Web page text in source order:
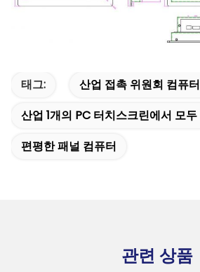
태그:
산업 접촉 위원회 컴퓨터
산업 1개의 PC 터치스크린에서 모두
편평한 패널 컴퓨터
관련 상품